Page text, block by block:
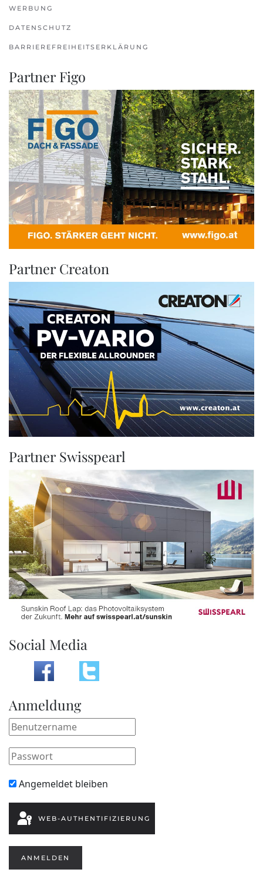
WERBUNG
DATENSCHUTZ
BARRIEREFREIHEITSERKLÄRUNG
Partner Figo
Partner Creaton
Partner Swisspearl
Social Media
Anmeldung
Angemeldet bleiben
WEB-AUTHENTIFIZIERUNG
ANMELDEN